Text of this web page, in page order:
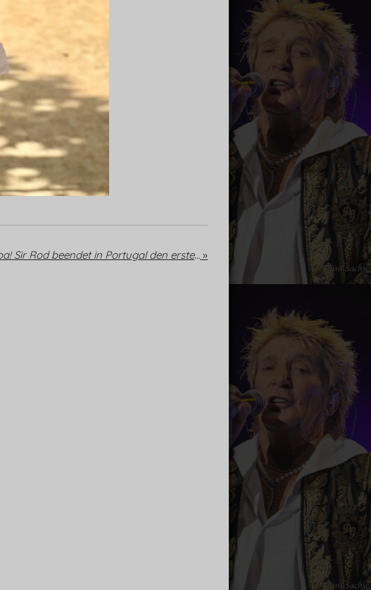
Obrigado Lisboa! Sir Rod beendet in Portugal den ersten Part der Europa-Tournee »